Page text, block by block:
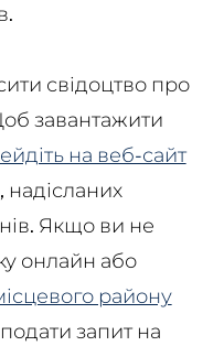
свідоцтво про
завантажити
на веб-сайт
Якщо ви не
онлайн або
району
запит на